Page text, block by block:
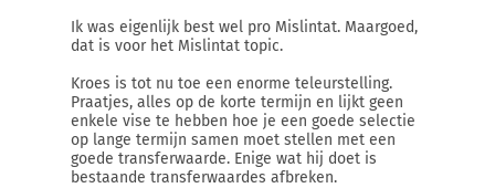
Ik was eigenlijk best wel pro Mislintat. Maargoed,
dat is voor het Mislintat topic.
Kroes is tot nu toe een enorme teleurstelling.
Praatjes, alles op de korte termijn en lijkt geen
enkele vise te hebben hoe je een goede selectie
op lange termijn samen moet stellen met een
goede transferwaarde. Enige wat hij doet is
bestaande transferwaardes afbreken.